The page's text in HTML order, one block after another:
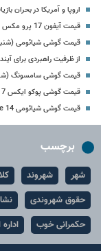
اروپا و آمریکا در بحران
قیمت آیفون 17 پرو مکس + بررسی و راهنمای خرید iPhone 17 Pro Max
قیمت گوشی شیائومی (شنبه ۱۷ مرداد ۱۴۰۵) +
از ظرفیت راهبردی برای
قیمت گوشی سامسونگ (شنبه ۱۷ مرداد ۱۴۰۵)
قیمت گوشی پوکو ایکس 7 پرو + مشخصات Poco X7 Pro
قیمت گوشی شیائومی Redmi Note 14 + مشخصات، مزایا و معایب ردمی نوت 14 شیائومی
برچسب
شهر شهروند
حقوق شهروندی
حکمرانی خوب